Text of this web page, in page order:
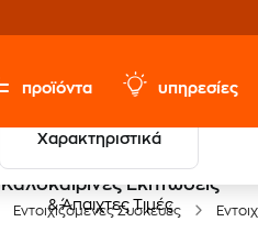
προϊόντα υπηρεσίες
Χαρακτηριστικά
Καλοκαιρινές Εκπτώσεις
& Άπαιχτες Τιμές
Εντοιχιζόμενες Συσκευές